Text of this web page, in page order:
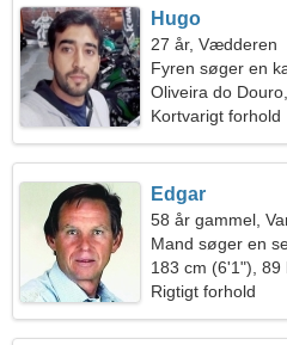
Hugo
27 år, Vædderen
Fyren søger en
Oliveira do
Kortvarigt forhold
Edgar
58 år gammel,
Mand søger en
183 cm (6'1"), 89
Rigtigt forhold